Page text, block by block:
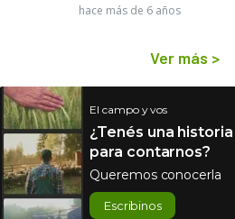
hace más de 6 años
Ver más >
El campo y vos
¿Tenés una historia
para contarnos?
Queremos conocerla
Escribinos